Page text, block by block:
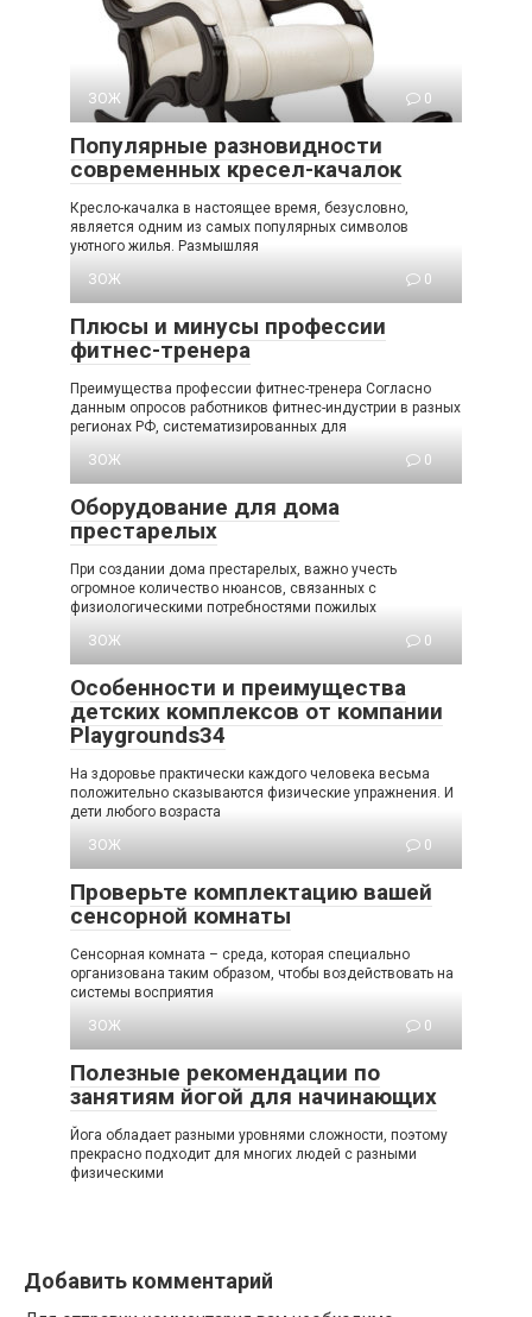
ЗОЖ 0
Популярные разновидности
современных кресел-качалок
Кресло-качалка в настоящее время, безусловно,
является одним из самых популярных символов
уютного жилья. Размышляя
ЗОЖ
0
Плюсы и минусы профессии
фитнес-тренера
Преимущества профессии фитнес-тренера Согласно
данным опросов работников фитнес-индустрии в разных
регионах РФ, систематизированных для
ЗОЖ
0
Оборудование для дома
престарелых
При создании дома престарелых, важно учесть
огромное количество нюансов, связанных с
физиологическими потребностями пожилых
ЗОЖ
0
Особенности и преимущества
детских комплексов от компании
Playgrounds34
На здоровье практически каждого человека весьма
положительно сказываются физические упражнения. И
дети любого возраста
ЗОЖ
0
Проверьте комплектацию вашей
сенсорной комнаты
Сенсорная комната – среда, которая специально
организована таким образом, чтобы воздействовать на
системы восприятия
ЗОЖ
0
Полезные рекомендации по
занятиям йогой для начинающих
Йога обладает разными уровнями сложности, поэтому
прекрасно подходит для многих людей с разными
физическими
Добавить комментарий